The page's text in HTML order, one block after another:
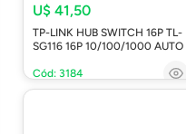
U$ 41,50
TP-LINK HUB SWITCH 16P TL-
SG116 16P 10/100/1000 AUTO
Cód: 3184